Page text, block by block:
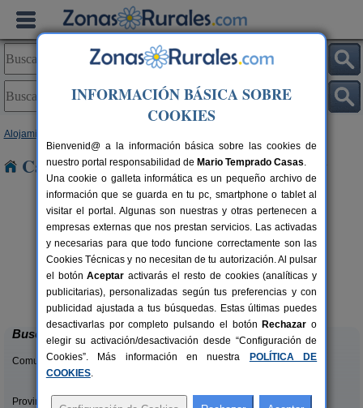
Alojamientos
Casas Rurales cerca de Agudo
15 pers.
desde26 €
Alojamiento Rural Villa Olalla
Cinco Casas (Ciudad Real)
Buscar
Comunidades:
Provincias/Islas:
INFORMACIÓN BÁSICA SOBRE
COOKIES
Bienvenid@ a la información básica sobre las cookies de
nuestro portal responsabilidad de Mario Temprado Casas.
Una cookie o galleta informática es un pequeño archivo de
información que se guarda en tu pc, smartphone o tablet al
visitar el portal. Algunas son nuestras y otras pertenecen a
empresas externas que nos prestan servicios. Las activadas
y necesarias para que todo funcione correctamente son las
Cookies Técnicas y no necesitan de tu autorización. Al pulsar
el botónAceptar activarás el resto de cookies (analíticas y
publicitarias), personalizadas según tus preferencias y con
publicidad ajustada a tus búsquedas. Estas últimas puedes
desactivarlas por completo pulsando el botón Rechazar o
elegir su activación/desactivación desde “Configuración de
Cookies”. Más información en nuestra
POLÍTICA DE
COOKIES.